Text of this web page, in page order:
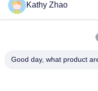
DLLA141P2146 Common
0445120134
DSLA150P1438 Common
Kathy Zhao
Good day, what product